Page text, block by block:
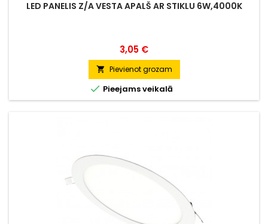
LED PANELIS Z/A VESTA APALŠ AR STIKLU 6W,4000K
Cena
3,05 €
 Pievienot grozam
 Pieejams veikalā